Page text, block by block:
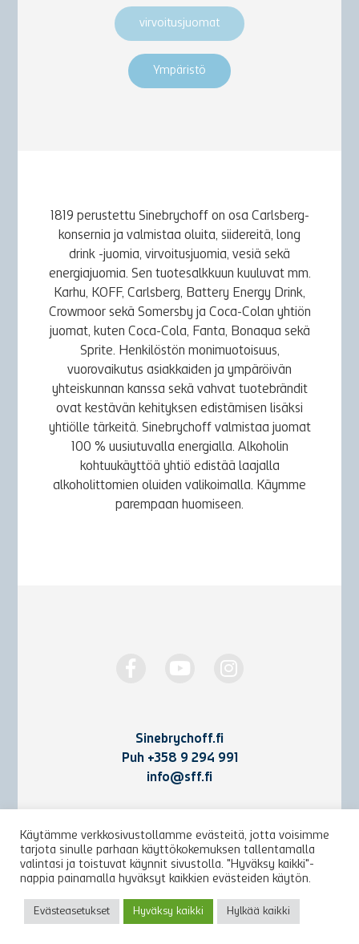
virvoitusjuomat
Ympäristö
1819 perustettu Sinebrychoff on osa Carlsberg-
konsernia ja valmistaa oluita, siidereitä, long
drink -juomia, virvoitusjuomia, vesiä sekä
energiajuomia. Sen tuotesalkkuun kuuluvat mm.
Karhu, KOFF, Carlsberg, Battery Energy Drink,
Crowmoor sekä Somersby ja Coca-Colan yhtiön
juomat, kuten Coca-Cola, Fanta, Bonaqua sekä
Sprite. Henkilöstön monimuotoisuus,
vuorovaikutus asiakkaiden ja ympäröivän
yhteiskunnan kanssa sekä vahvat tuotebrändit
ovat kestävän kehityksen edistämisen lisäksi
yhtiölle tärkeitä. Sinebrychoff valmistaa juomat
100 % uusiutuvalla energialla. Alkoholin
kohtuukäyttöä yhtiö edistää laajalla
alkoholittomien oluiden valikoimalla. Käymme
parempaan huomiseen.
Sinebrychoff.fi
Puh +358 9 294 991
info@sff.fi
Yhteystiedot
Käyttöehdot ja rekisteriseloste
Arkisto
Käytämme verkkosivustollamme evästeitä, jotta voisimme
tarjota sinulle parhaan käyttökokemuksen tallentamalla
valintasi ja toistuvat käynnit sivustolla. "Hyväksy kaikki"-
nappia painamalla hyväksyt kaikkien evästeiden käytön.
Evästeasetukset Hyväksy kaikki Hylkää kaikki